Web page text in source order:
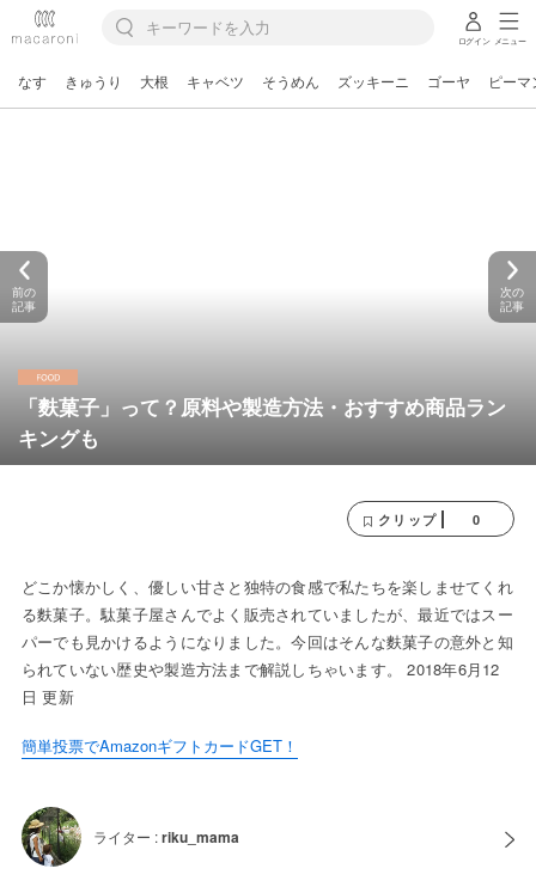
ログイン メニュー
なす きゅうり 大根 キャベツ そうめん ズッキーニ ゴーヤ ピーマ
「麩菓子」って？原料や製造方法・おすすめ商品ラン
キングも
前の
記事
次の
記事
クリップ 0
どこか懐かしく、優しい甘さと独特の食感で私たちを楽しませてくれ
る麩菓子。駄菓子屋さんでよく販売されていましたが、最近ではスー
パーでも見かけるようになりました。今回はそんな麩菓子の意外と知
られていない歴史や製造方法まで解説しちゃいます。 2018年6月12
日 更新
簡単投票でAmazonギフトカードGET！
ライター :riku_mama